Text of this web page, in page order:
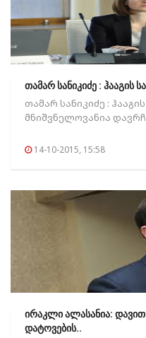
თამარ სანიკიძე : ჰააგის
თამარ სანიკიძე :
მნიშვნელოვანია
14-10-2015, 15:58
ირაკლი ალასანია:
დატოვების..